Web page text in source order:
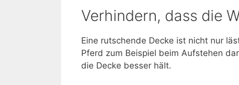
Verhindern, dass die
Eine rutschende Decke ist nicht nur
Pferd zum Beispiel beim Aufstehen
die Decke besser hält.